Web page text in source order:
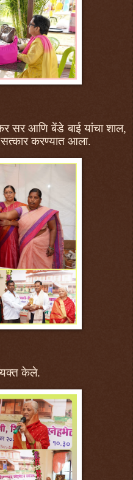
सरआणि बेंडे बाई यांचा शाल,
करण्यात आला.
केले.